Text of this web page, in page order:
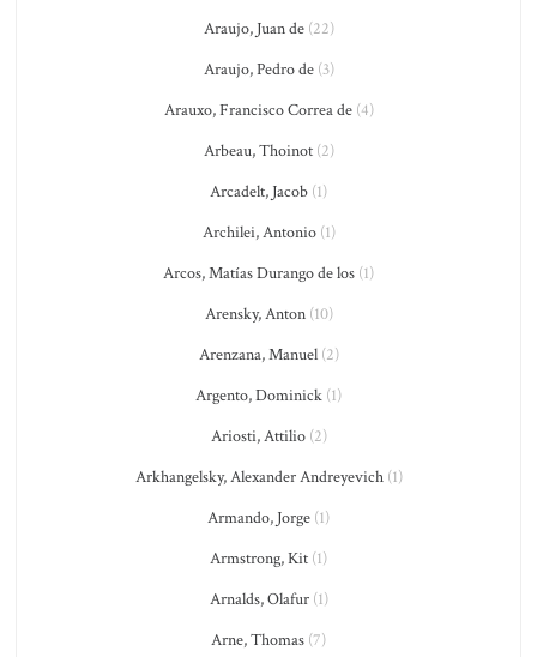
Araujo, Juan de(22)
Araujo, Pedro de(3)
Arauxo, Francisco Correa de(4)
Arbeau, Thoinot(2)
Arcadelt, Jacob (1)
Archilei, Antonio(1)
Arcos, Matías Durango de los (1)
Arensky, Anton(10)
Arenzana, Manuel(2)
Argento, Dominick (1)
Ariosti, Attilio(2)
Arkhangelsky, Alexander Andreyevich(1)
Armando, Jorge (1)
Armstrong, Kit (1)
Arnalds, Olafur(1)
Arne, Thomas (7)